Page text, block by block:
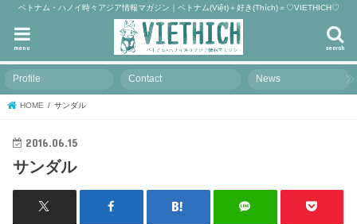
ベトナム・ハノイ時々アジア情報マガジン｜ベトナム(Việt)＋好き(Thích)＝♡VIETHICH♡
search
menu
Profile Contact News
HOME サンダル
2016.06.15
サンダル